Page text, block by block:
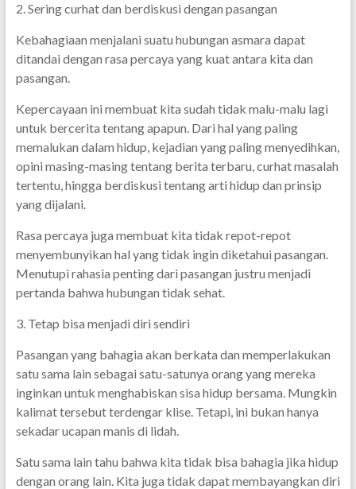
2. Sering curhat dan berdiskusi dengan pasangan
Kebahagiaan menjalani suatu hubungan asmara dapat
ditandai dengan rasa percaya yang kuat antara kita dan
pasangan.
Kepercayaan ini membuat kita sudah tidak malu-malu lagi
untuk bercerita tentang apapun. Dari hal yang paling
memalukan dalam hidup, kejadian yang paling menyedihkan,
opini masing-masing tentang berita terbaru, curhat masalah
tertentu, hingga berdiskusi tentang arti hidup dan prinsip
yang dijalani.
Rasa percaya juga membuat kita tidak repot-repot
menyembunyikan hal yang tidak ingin diketahui pasangan.
Menutupi rahasia penting dari pasangan justru menjadi
pertanda bahwa hubungan tidak sehat.
3. Tetap bisa menjadi diri sendiri
Pasangan yang bahagia akan berkata dan memperlakukan
satu sama lain sebagai satu-satunya orang yang mereka
inginkan untuk menghabiskan sisa hidup bersama. Mungkin
kalimat tersebut terdengar klise. Tetapi, ini bukan hanya
sekadar ucapan manis di lidah.
Satu sama lain tahu bahwa kita tidak bisa bahagia jika hidup
dengan orang lain. Kita juga tidak dapat membayangkan diri